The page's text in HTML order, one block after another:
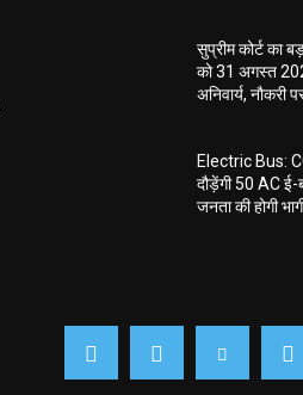
सुप्रीम कोर्ट का
को 31 अगस्त
अनिवार्य, नौकरी
Electric Bus:
दौड़ेंगी 50 AC
जनता की होगी